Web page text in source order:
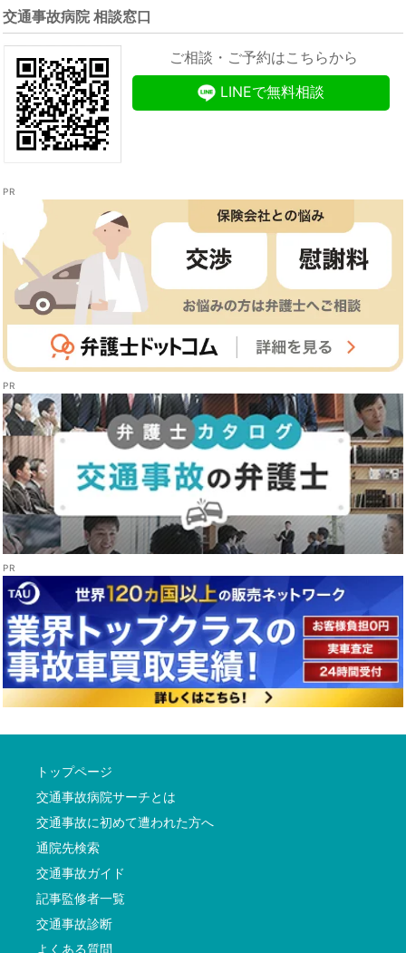
交通事故病院 相談窓口
ご相談・ご予約はこちらから
LINEで無料相談
トップページ
交通事故病院サーチとは
交通事故に初めて遭われた方へ
通院先検索
交通事故ガイド
記事監修者一覧
交通事故診断
よくある質問